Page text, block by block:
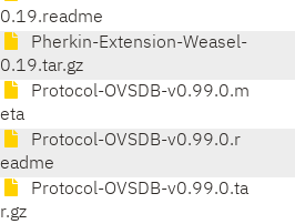
0.19.readme
Pherkin-Extension-Weasel-
0.19.tar.gz
Protocol-OVSDB-v0.99.0.m
eta
Protocol-OVSDB-v0.99.0.r
eadme
Protocol-OVSDB-v0.99.0.ta
r.gz